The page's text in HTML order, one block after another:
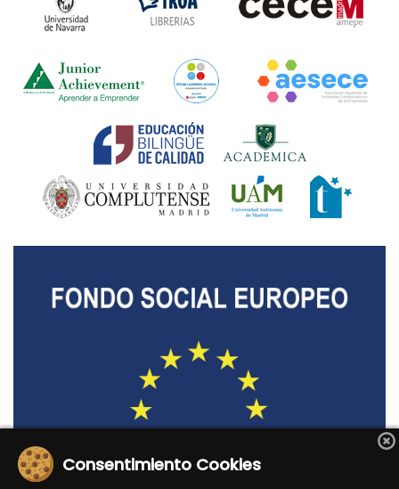
Consentimiento Cookies